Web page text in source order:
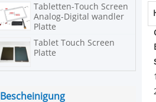
Tabletten-Touch Screen
Analog-Digital wandler
Platte
Tablet Touch Screen
Platte
Bescheinigung